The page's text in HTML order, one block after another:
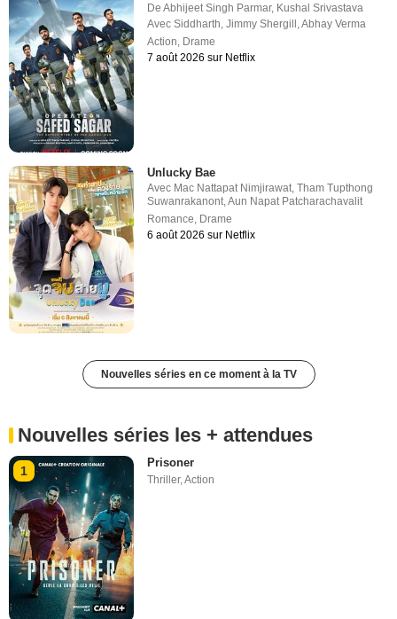
DeAbhijeet Singh Parmar, Kushal Srivastava
AvecSiddharth,Jimmy Shergill ,Abhay Verma
Action, Drame
7 août 2026 sur Netflix
Unlucky Bae
Avec Mac Nattapat Nimjirawat,Tham Tupthong
Suwanrakanont,Aun Napat Patcharachavalit
Romance, Drame
6 août 2026 sur Netflix
Nouvelles séries en ce moment à la TV
Nouvelles séries les + attendues
1
Prisoner
Thriller,Action